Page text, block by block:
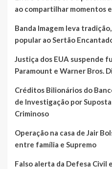
ao compartilhar momentos
Banda Imagem leva
popular ao Sertão
Justiça dos EUA suspende
Paramount e Warner Bros.
Créditos Bilionários do
de Investigação por
Criminoso
Operação na casa de Jair
entre família e Supremo
Falso alerta da Defesa Civil